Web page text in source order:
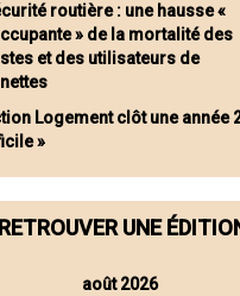
routière : une hausse «
» de la mortalité des
et des utilisateurs de
Logement clôt une année
»
RETROUVER UNE
août 2026